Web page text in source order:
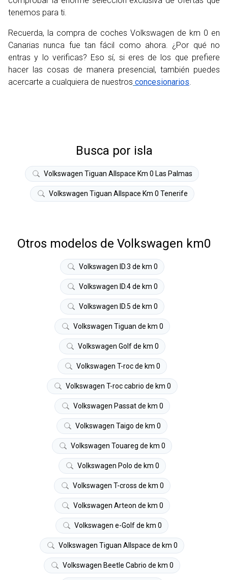
tenemos para ti.
Recuerda, la compra de coches Volkswagen de km 0 en
Canarias nunca fue tan fácil como ahora. ¿Por qué no
entras y lo verificas? Eso sí, si eres de los que prefiere
hacer las cosas de manera presencial, también puedes
acercarte a cualquiera de nuestros concesionarios.
Busca por isla
Volkswagen Tiguan Allspace Km 0 Las Palmas
Volkswagen Tiguan Allspace Km 0 Tenerife
Otros modelos de Volkswagen km0
Volkswagen ID.3 de km 0
Volkswagen ID.4 de km 0
Volkswagen ID.5 de km 0
Volkswagen Tiguan de km 0
Volkswagen Golf de km 0
Volkswagen T-roc de km 0
Volkswagen T-roc cabrio de km 0
Volkswagen Passat de km 0
Volkswagen Taigo de km 0
Volkswagen Touareg de km 0
Volkswagen Polo de km 0
Volkswagen T-cross de km 0
Volkswagen Arteon de km 0
Volkswagen e-Golf de km 0
Volkswagen Tiguan Allspace de km 0
Volkswagen Beetle Cabrio de km 0